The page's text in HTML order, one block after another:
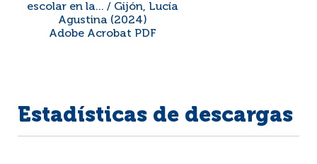
escolar en la... / Gijón, Lucía
Agustina (2024)
Adobe Acrobat PDF
Estadísticas de descargas